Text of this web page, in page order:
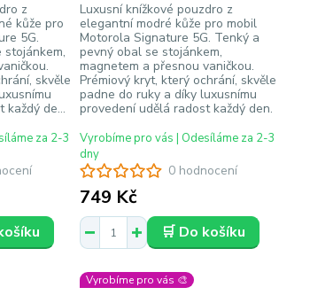
z
kůže pro
5G.
stojánkem,
skvěle
každý de...
za 2-3
0 hodnocení
Luxusní knížkové pouzdro z
elegantní modré kůže pro mobil
Motorola Signature 5G. Tenký a
pevný obal se stojánkem,
magnetem a přesnou vaničkou.
Prémiový kryt, který ochrání, skvěle
padne do ruky a díky luxusnímu
provedení udělá radost každý den.
749 Kč
Vyrobíme pro vás | Odesíláme za 2-3
dny
🛒 Do košíku
Vyrobíme pro vás 🎨